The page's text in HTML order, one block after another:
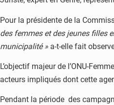
Pour la présidente de la
des femmes et des jeunes filles
municipalité » a-t-elle fait
L’objectif majeur de l’ONU-
acteurs impliqués dont cette
Pendant la période des